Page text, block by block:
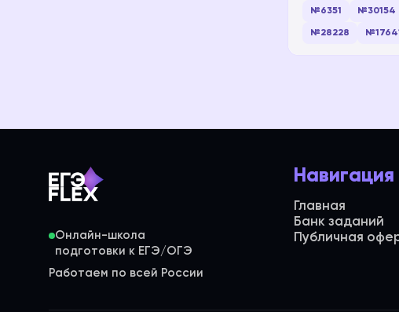
№6351 №30154
№28228 №17641
Онлайн-школа
Работаем по всей России
Навигация
Главная
Банк заданий
Публичная